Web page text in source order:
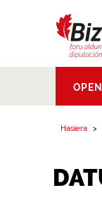
Aldundia
Foral de
Hasiera